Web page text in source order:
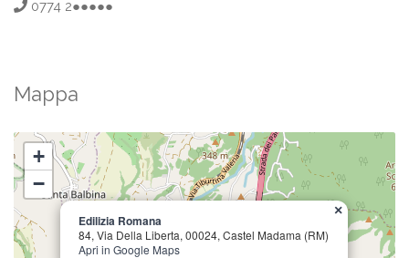
0774 2●●●●●
Mappa
Edilizia Romana
84, Via Della Liberta, 00024, Castel Madama (RM)
Apri in Google Maps
×
+
−